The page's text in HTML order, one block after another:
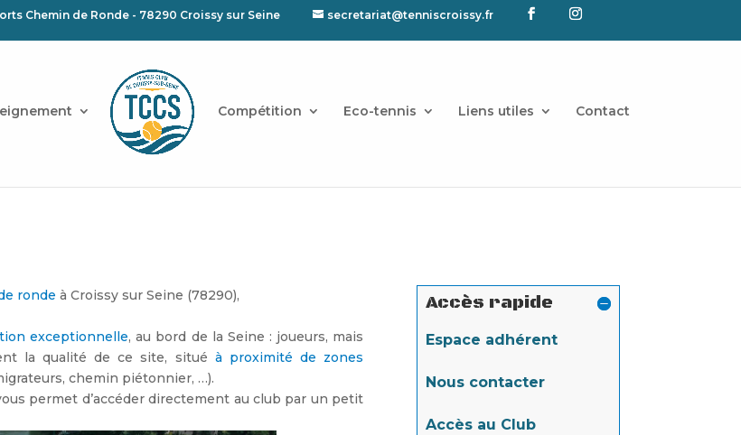
Chemin de Ronde - 78290 Croissy sur Seine secretariat@tenniscroissy.fr
Compétition Eco-tennis Liens utiles Contact
ronde à Croissy sur Seine (78290),
exceptionnelle, au bord de la Seine : joueurs, mais
la qualité de ce site, situé à proximité de zones
chemin piétonnier, …).
permet d’accéder directement au club par un petit
Accès rapide
Espace adhérent
Nous contacter
Accès au Club